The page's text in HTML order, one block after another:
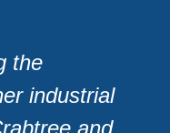
the
industrial
and